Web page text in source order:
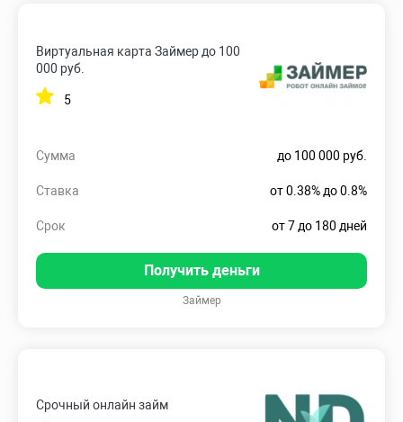
Виртуальная карта Займер до 100
000 руб.
5
Сумма до 100 000 руб.
Ставка от 0.38% до 0.8%
Срок от 7 до 180 дней
Получить деньги
Займер
Срочный онлайн займ